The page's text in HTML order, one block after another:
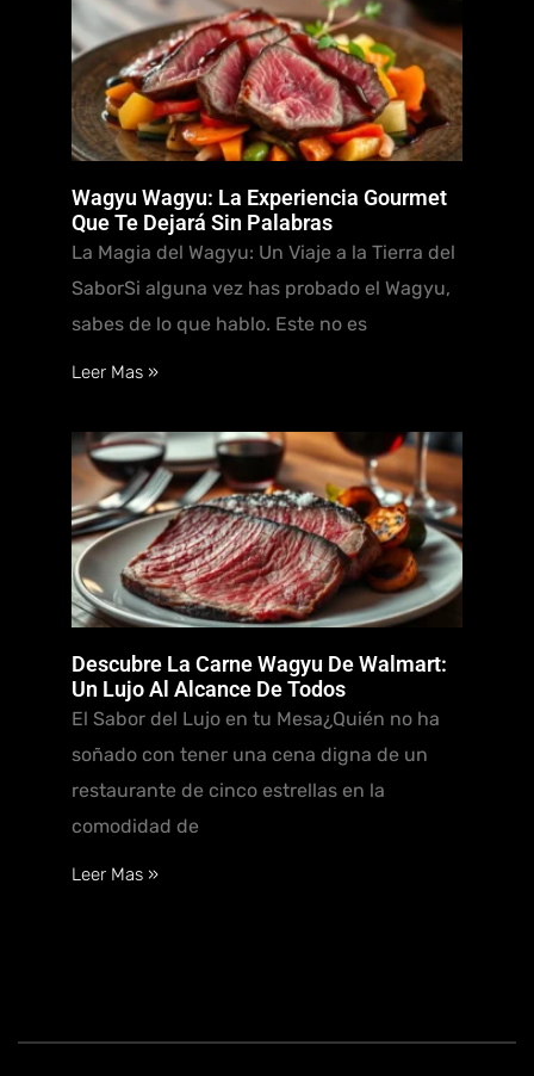
Wagyu Wagyu: La Experiencia Gourmet
Que Te Dejará Sin Palabras
La Magia del Wagyu: Un Viaje a la Tierra del
SaborSi alguna vez has probado el Wagyu,
sabes de lo que hablo. Este no es
Leer Mas »
Descubre La Carne Wagyu De Walmart:
Un Lujo Al Alcance De Todos
El Sabor del Lujo en tu Mesa¿Quién no ha
soñado con tener una cena digna de un
restaurante de cinco estrellas en la
comodidad de
Leer Mas »